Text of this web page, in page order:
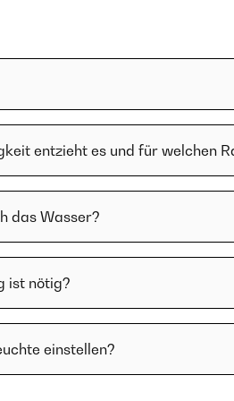
entzieht es und für welchen
das Wasser?
ist nötig?
einstellen?